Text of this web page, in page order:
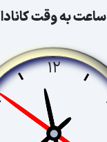
ساعت به وقت کانادا